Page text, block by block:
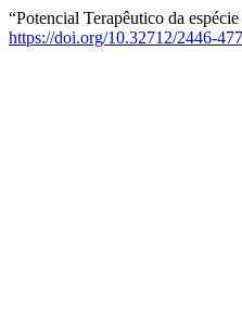
“Potencial Terapêutico da
https://doi.org/10.32712/2446-